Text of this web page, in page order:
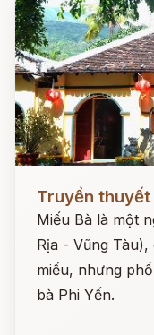
Đọc ngay
Truyền
Miếu Bà là một
Rịa - Vũng
miếu, nhưng
bà Phi Yến.